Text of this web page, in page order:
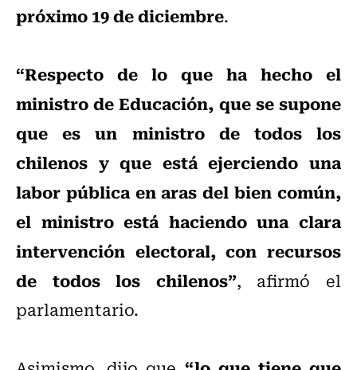
próximo 19 de diciembre.
“Respecto de lo que ha hecho el
ministro de Educación, que se supone
que es un ministro de todos los
chilenos y que está ejerciendo una
labor pública en aras del bien común,
el ministro está haciendo una clara
intervención electoral, con recursos
de todos los chilenos”, afirmó el
parlamentario.